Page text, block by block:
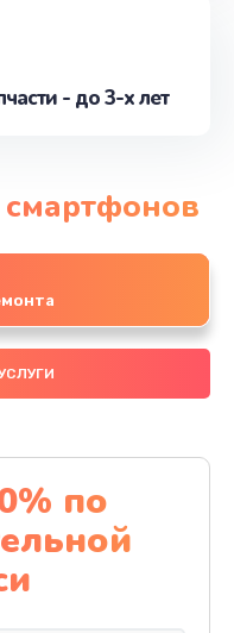
- до 3-х лет
по